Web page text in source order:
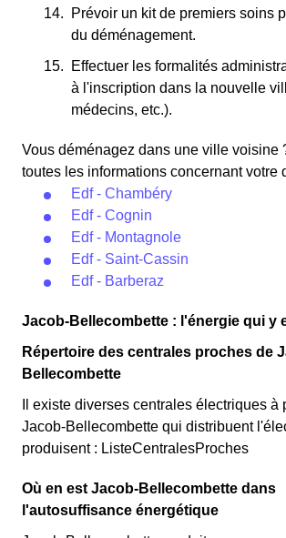
Prévoir un kit de premiers soins
du déménagement.
Effectuer les formalités
à l'inscription dans la nouvelle
médecins, etc.).
Vous déménagez dans une ville voisine
toutes les informations concernant votre
Edf - Chambéry
Edf - Cognin
Edf - Montagnole
Edf - Saint-Cassin
Edf - Barberaz
Jacob-Bellecombette : l'énergie qui y
Répertoire des centrales proches de
Bellecombette
Il existe diverses centrales électriques à
Jacob-Bellecombette qui distribuent
produisent : ListeCentralesProches
Où en est Jacob-Bellecombette dans
l'autosuffisance énergétique